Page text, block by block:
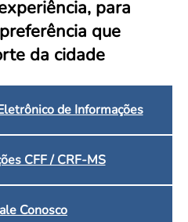
salarial Farmácias e Drogaria
Inscritos no CRF/MS
para
que
da cidade
de Informações
CFF / CRF-MS
Conosco